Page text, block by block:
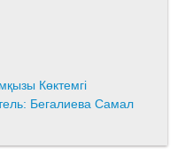
Көктемгі